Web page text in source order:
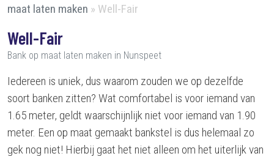
maat laten maken » Well-Fair
Well-Fair
Bank op maat laten maken in Nunspeet
Iedereen is uniek, dus waarom zouden we op dezelfde
soort banken zitten? Wat comfortabel is voor iemand van
1.65 meter, geldt waarschijnlijk niet voor iemand van 1.90
meter. Een op maat gemaakt bankstel is dus helemaal zo
gek nog niet! Hierbij gaat het niet alleen om het uiterlijk van